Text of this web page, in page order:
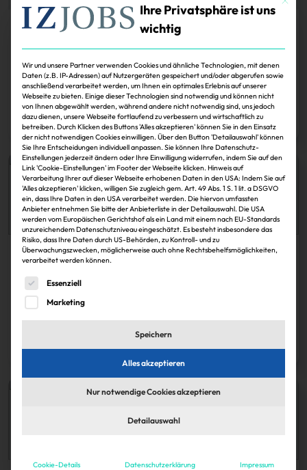
Köpfe
Speyer-Geschäftsführung aus
IZ 30.11.2024
Zum Artikel
Köpfe
Dr. Markus Wiedenmann (Bild), Geschäftsführer
von Tishman Speyer…
Ihre Privatsphäre ist uns
wichtig
Wir und unsere Partner verwenden Cookies und ähnliche Technologien, mit denen
Daten (z.B. IP-Adressen) auf Nutzergeräten gespeichert und/oder abgerufen sowie
anschließend verarbeitet werden, um Ihnen ein optimales Erlebnis auf unserer
Webseite zu bieten. Einige dieser Technologien sind notwendig und können nicht
von Ihnen abgewählt werden, während andere nicht notwendig sind, uns jedoch
dazu dienen, unsere Webseite fortlaufend zu verbessern und wirtschaftlich zu
betreiben. Durch Klicken des Buttons 'Alles akzeptieren' können Sie in den Einsatz
der nicht notwendigen Cookies einwilligen. Über den Button 'Detailauswahl' können
Sie Ihre Entscheidungen individuell anpassen. Sie können Ihre Datenschutz-
Einstellungen jederzeit ändern oder Ihre Einwilligung widerrufen, indem Sie auf den
Link 'Cookie-Einstellungen' im Footer der Webseite klicken. Hinweis auf
Verarbeitung Ihrer auf dieser Webseite erhobenen Daten in den USA: Indem Sie auf
'Alles akzeptieren' klicken, willigen Sie zugleich gem. Art. 49 Abs. 1 S. 1 lit. a DSGVO
ein, dass Ihre Daten in den USA verarbeitet werden. Die hiervon umfassten
Anbieter entnehmen Sie bitte der Anbieterliste in der Detailauswahl. Die USA
werden vom Europäischen Gerichtshof als ein Land mit einem nach EU-Standards
unzureichendem Datenschutzniveau eingeschätzt. Es besteht insbesondere das
Risiko, dass Ihre Daten durch US-Behörden, zu Kontroll- und zu
Überwachungszwecken, möglicherweise auch ohne Rechtsbehelfsmöglichkeiten,
verarbeitet werden können.
Es folgt eine Liste der Service-Gruppen, für die eine
Essenziell
Marketing
Speichern
Alles akzeptieren
Nur notwendige Cookies akzeptieren
Detailauswahl
Cookie-Details Datenschutzerklärung Impressum